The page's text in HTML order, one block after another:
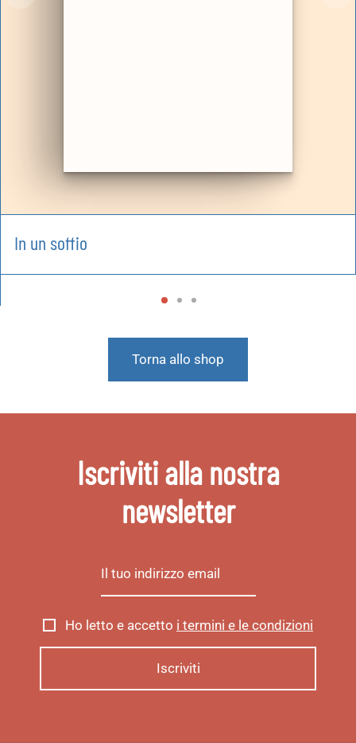
In un soffio
Torna allo shop
Iscriviti alla nostra
newsletter
Ho letto e accetto i termini e le condizioni